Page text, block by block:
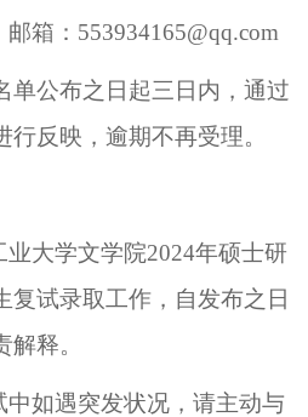
邮箱 ： 553934165@qq.com
单公布之日起三日内，通过
反映，逾期不再受理。
大学文学院2024年硕士研
复试录取工作，自发布之日
释。
中如遇突发状况，请主动与